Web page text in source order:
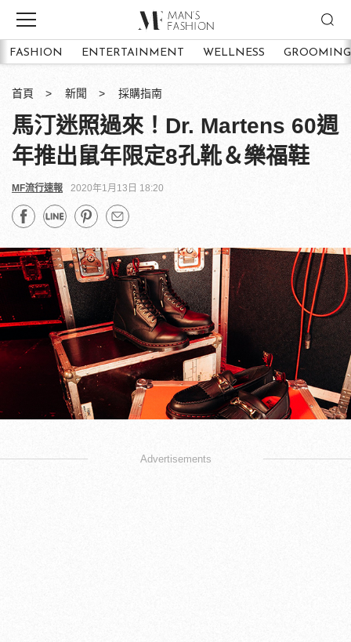
FASHION ENTERTAINMENT WELLNESS GROOMING
首頁 新聞 採購指南
馬汀迷照過來！Dr. Martens 60週
年推出鼠年限定8孔靴＆樂福鞋
MF流行速報 2020年1月13日 18:20
Advertisements